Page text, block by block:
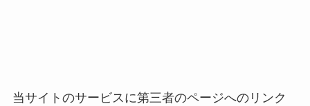
当サイトのサービスに第三者のページへのリンク